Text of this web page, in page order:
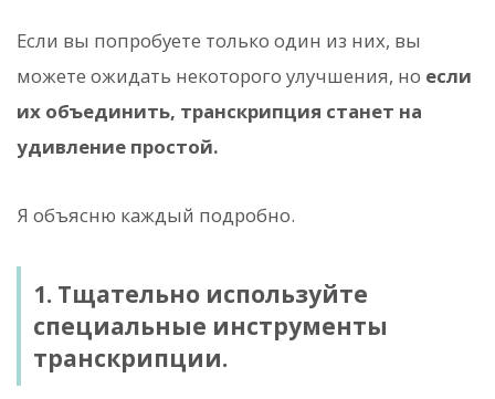
Если вы попробуете только один из них, вы
можете ожидать некоторого улучшения, но если
их объединить, транскрипция станет на
удивление простой.
Я объясню каждый подробно.
1. Тщательно используйте
специальные инструменты
транскрипции.